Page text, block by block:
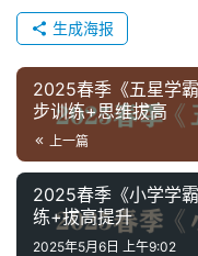
蒙
生成海报
2025春季《五星学
步训练+思维拔高
上一篇
2025春季《小学学
练+拔高提升
2025年5月6日 上午9:02